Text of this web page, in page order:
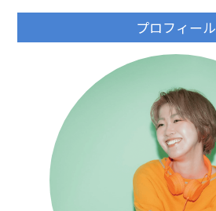
プロフィール